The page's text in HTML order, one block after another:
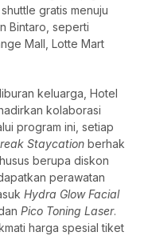
gratis menuju
Bintaro, seperti
Mall, Lotte Mart
keluarga, Hotel
kolaborasi
program ini, setiap
Staycation berhak
berupa diskon
perawatan
Hydra Glow Facial
dan Pico Toning Laser.
harga spesial tiket